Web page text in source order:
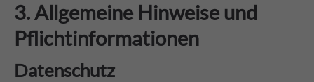
3. Allgemeine Hinweise und
Pflicht­informationen
Datenschutz